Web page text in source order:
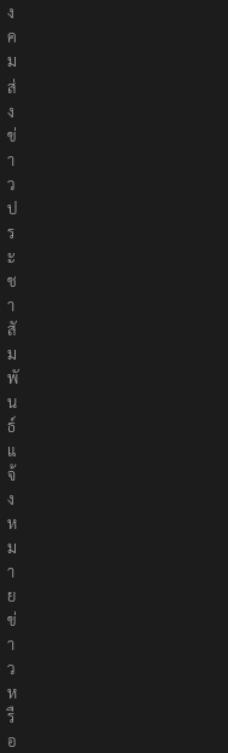
ง
ค
ม
ส่
ง
ข่
า
ว
ป
ร
ะ
ช
า
สั
ม
พั
น
ธ์
แ
จ้
ง
ห
ม
า
ย
ข่
า
ว
ห
รื
อ